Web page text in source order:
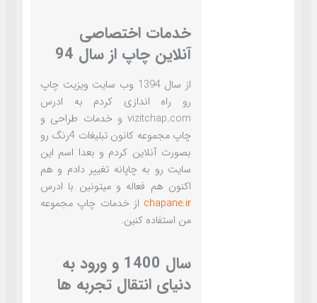
خدمات اختصاصی
آنلاین چاپ از سال 94
از سال 1394 وب سایت ویزیت چاپ
رو راه اندازی کردم به ادرس
vizitchap.com و خدمات طراحی و
چاپ مجموعه کانون تبلیغات 4رنگ رو
بصورت آنلاین کردم و بعدا اسم این
سایت رو به چاپانه تغییر دادم و هم
اکنون هم فعاله و میتونین با ادرس
chapane.ir از خدمات چاپ مجموعه
من استفاده کنین.
سال 1400 و ورود به
دنیای انتقال تجربه ها